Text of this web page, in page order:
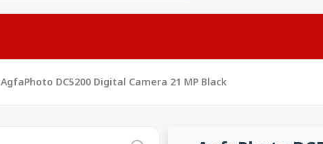
AgfaPhoto DC5200 Digital Camera 21 MP Black